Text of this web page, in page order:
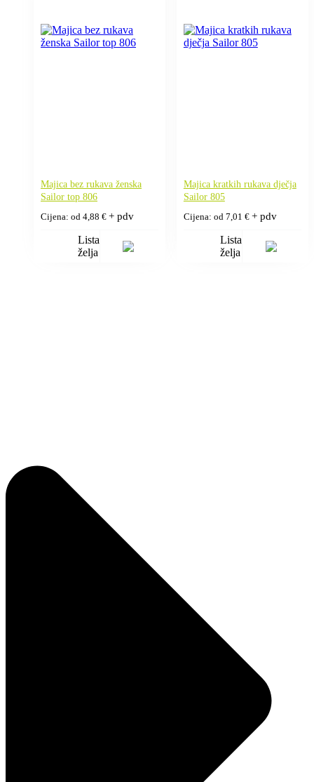
Majica bez rukava ženska
Sailor top 806
Cijena: od 4,88 € + pdv
Lista
želja
Majica kratkih rukava dječja
Sailor 805
Cijena: od 7,01 € + pdv
Lista
želja